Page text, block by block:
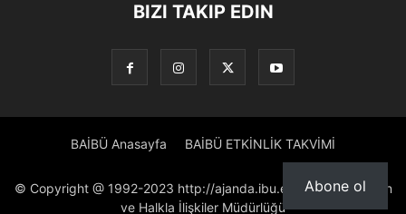
BIZI TAKIP EDIN
BAİBÜ Anasayfa BAİBÜ ETKİNLİK TAKVİMİ
© Copyright @ 1992-2023 http://ajanda.ibu.edu.tr/ Proje: Basın
ve Halkla İlişkiler Müdürlüğü
Abone ol